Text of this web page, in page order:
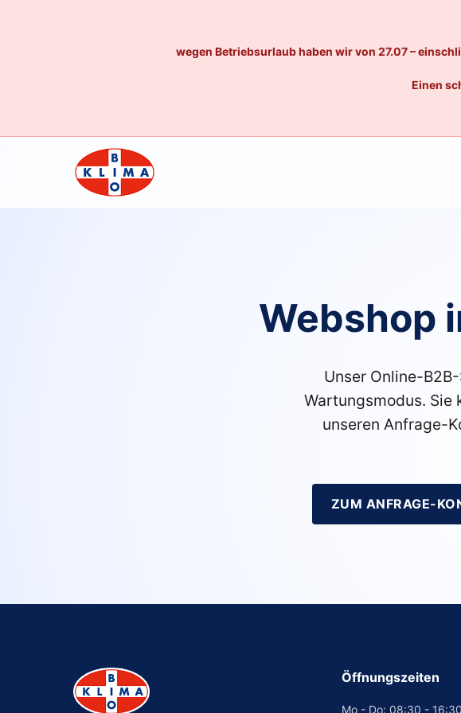
wegen Betriebsurlaub haben wir von 27.07 –
Einen
Webshop
Unser Online-
Wartungsmodus. Sie
unseren Anfrage-
ZUM ANFRAGE-
Öffnungszeiten
Mo - Do: 08:30 - 16:30